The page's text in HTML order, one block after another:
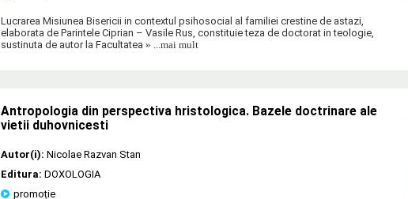
Lucrarea Misiunea Bisericii in contextul psihosocial al familiei crestine de astazi,
elaborata de Parintele Ciprian – Vasile Rus, constituie teza de doctorat in teologie,
sustinuta de autor la Facultatea » ...mai mult
Antropologia din perspectiva hristologica. Bazele doctrinare ale
vietii duhovnicesti
Autor(i): Nicolae Razvan Stan
Editura: DOXOLOGIA
promoție